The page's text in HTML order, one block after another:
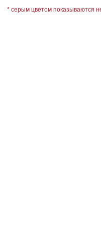
* серым цветом показываются